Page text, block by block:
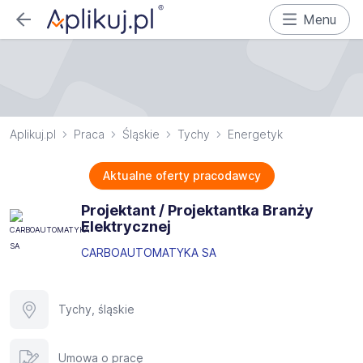
Menu
Aplikuj.pl Praca Śląskie Tychy Energetyk
Aktualne oferty pracodawcy
Projektant / Projektantka Branży
Elektrycznej
CARBOAUTOMATYKA SA
Tychy, śląskie
Umowa o pracę